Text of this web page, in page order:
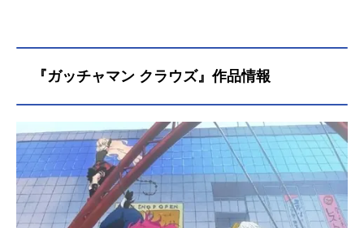
『ガッチャマン クラウズ』作品情報